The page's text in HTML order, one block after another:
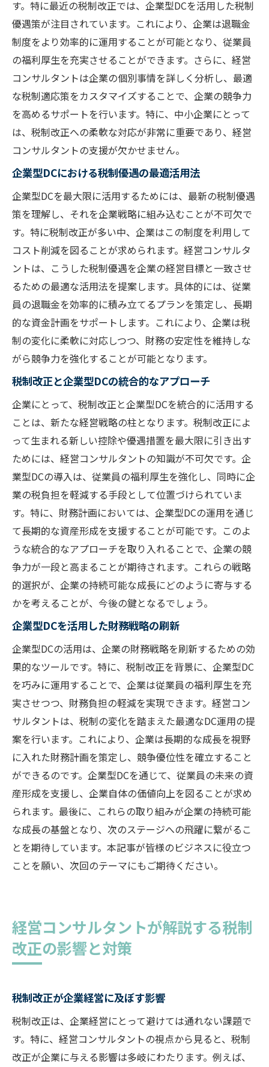
す。特に最近の税制改正では、企業型DCを活用した税制
優遇策が注目されています。これにより、企業は退職金
制度をより効率的に運用することが可能となり、従業員
の福利厚生を充実させることができます。さらに、経営
コンサルタントは企業の個別事情を詳しく分析し、最適
な税制適応策をカスタマイズすることで、企業の競争力
を高めるサポートを行います。特に、中小企業にとって
は、税制改正への柔軟な対応が非常に重要であり、経営
コンサルタントの支援が欠かせません。
企業型DCにおける税制優遇の最適活用法
企業型DCを最大限に活用するためには、最新の税制優遇
策を理解し、それを企業戦略に組み込むことが不可欠で
す。特に税制改正が多い中、企業はこの制度を利用して
コスト削減を図ることが求められます。経営コンサルタ
ントは、こうした税制優遇を企業の経営目標と一致させ
るための最適な活用法を提案します。具体的には、従業
員の退職金を効率的に積み立てるプランを策定し、長期
的な資金計画をサポートします。これにより、企業は税
制の変化に柔軟に対応しつつ、財務の安定性を維持しな
がら競争力を強化することが可能となります。
税制改正と企業型DCの統合的なアプローチ
企業にとって、税制改正と企業型DCを統合的に活用する
ことは、新たな経営戦略の柱となります。税制改正によ
って生まれる新しい控除や優遇措置を最大限に引き出す
ためには、経営コンサルタントの知識が不可欠です。企
業型DCの導入は、従業員の福利厚生を強化し、同時に企
業の税負担を軽減する手段として位置づけられていま
す。特に、財務計画においては、企業型DCの運用を通じ
て長期的な資産形成を支援することが可能です。このよ
うな統合的なアプローチを取り入れることで、企業の競
争力が一段と高まることが期待されます。これらの戦略
的選択が、企業の持続可能な成長にどのように寄与する
かを考えることが、今後の鍵となるでしょう。
企業型DCを活用した財務戦略の刷新
企業型DCの活用は、企業の財務戦略を刷新するための効
果的なツールです。特に、税制改正を背景に、企業型DC
を巧みに運用することで、企業は従業員の福利厚生を充
実させつつ、財務負担の軽減を実現できます。経営コン
サルタントは、税制の変化を踏まえた最適なDC運用の提
案を行います。これにより、企業は長期的な成長を視野
に入れた財務計画を策定し、競争優位性を確立すること
ができるのです。企業型DCを通じて、従業員の未来の資
産形成を支援し、企業自体の価値向上を図ることが求め
られます。最後に、これらの取り組みが企業の持続可能
な成長の基盤となり、次のステージへの飛躍に繋がるこ
とを期待しています。本記事が皆様のビジネスに役立つ
ことを願い、次回のテーマにもご期待ください。
経営コンサルタントが解説する税制
改正の影響と対策
税制改正が企業経営に及ぼす影響
税制改正は、企業経営にとって避けては通れない課題で
す。特に、経営コンサルタントの視点から見ると、税制
改正が企業に与える影響は多岐にわたります。例えば、